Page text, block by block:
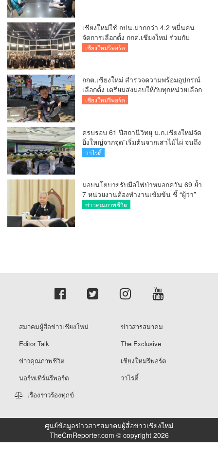
เชียงใหม่ใช้ กปน.มากกว่า 4.2 หมื่นคน
จัดการเลือกตั้ง กกต.เชียงใหม่ ร่วมกับ
นายอำเภอหางดง ตรวจความเรียบร้อย
เชียงใหม่รีพอร์ต
กกต.เชียงใหม่ สำรวจความพร้อมอุปกรณ์
เลือกตั้ง เตรียมส่งมอบให้กับทุกหน่วยเลือก
ตั้งในวันพรุ่งนี้
เชียงใหม่รีพอร์ต
ครบรอบ 61 ปีสถานีวิทยุ ม.ก.เชียงใหม่จัด
ยิ่งใหญ่จากจุด”เริ่มต้นจากเสาไม้ไผ่ จนถึง
วันที่มี KURplus ในวันนี้”
วาไรตี้
มอบนโยบายรับมือไฟป่าหมอกควัน 69 ย้ำ
7 หน่วยงานต้องทำงานเข้มข้น ชี้ “ผู้ว่า”
คีย์แมนสำคัญทำปัญหาลด
ข่าวคุณภาพชีวิต
สมาคมผู้สื่อข่าวเชียงใหม่
ข่าวสารสมาคม
Editor Talk
The Exclusive
ข่าวคุณภาพชีวิต
เชียงใหม่รีพอร์ต
นอร์ทเทิร์นรีพอร์ต
วาไรตี้
เรื่องราวร้องทุกข์
ศูนย์ข้อมูลข่าวสารสมาคมผู้สื่อข่าวเชียงใหม่
TheCmReporter.com © copyright 2026